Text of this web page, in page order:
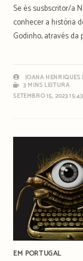
Se és susbscritor/a
conhecer a história
Godinho, através da
JOANA HENRIQUES
3 MINS LEITURA
SETEMBRO 15, 2023 15:43
EM PORTUGAL